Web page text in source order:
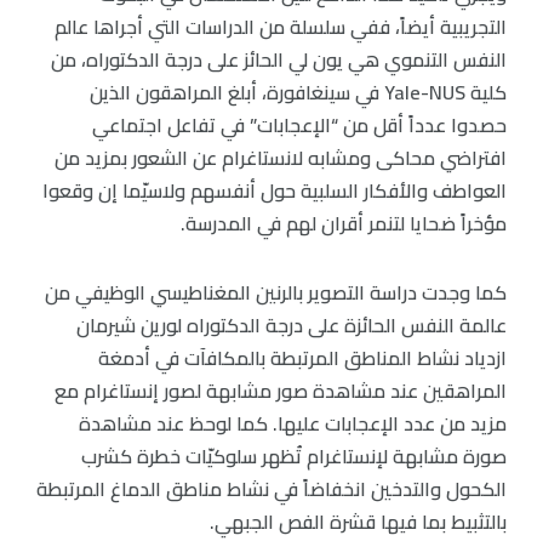
التجريبية أيضاً، ففي سلسلة من الدراسات التي أجراها عالم
النفس التنموي هي يون لي الحائز على درجة الدكتوراه، من
كلية Yale-NUS في سينغافورة، أبلغ المراهقون الذين
حصدوا عدداً أقل من “الإعجابات” في تفاعل اجتماعي
افتراضي محاكى ومشابه لانستاغرام عن الشعور بمزيد من
العواطف والأفكار السلبية حول أنفسهم ولاسيّما إن وقعوا
مؤخراً ضحايا لتنمر أقران لهم في المدرسة.
كما وجدت دراسة التصوير بالرنين المغناطيسي الوظيفي من
عالمة النفس الحائزة على درجة الدكتوراه لورين شيرمان
ازدياد نشاط المناطق المرتبطة بالمكافآت في أدمغة
المراهقين عند مشاهدة صور مشابهة لصور إنستاغرام مع
مزيد من عدد الإعجابات عليها. كما لوحظ عند مشاهدة
صورة مشابهة لإنستاغرام تُظهر سلوكيّات خطرة كشرب
الكحول والتدخين انخفاضاً في نشاط مناطق الدماغ المرتبطة
بالتثبيط بما فيها قشرة الفص الجبهي.